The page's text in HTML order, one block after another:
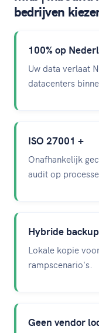
bedrijven
100% op
Uw data verlaat
datacenters
ISO 27001 +
Onafhankelijk
audit op
Hybride
Lokale kopie
rampscenario's.
Geen vendor